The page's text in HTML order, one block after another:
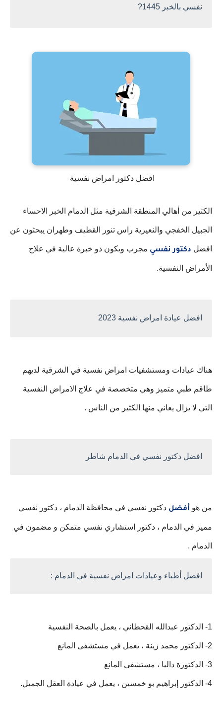
نفسي بالخبر 1445?
افضل دكتور امراض نفسية
الكثير من أهالي المنطقة الشرقية مثل الدمام الخبر الاحساء
الجبيل الخفجي والنعيرية راس تنور القطيف وطهران يبحثون عن
افضل دكتور نفسي مجرب ويكون ذو خبرة عالية في علاج
الأمراض النفسية.
افضل عيادة امراض نفسية 2023
هناك عيادات ومستشفيات امراض نفسية في الشرقية لديهم
طاقم طبي متميز وهي متخصصة في علاج الامراض النفسية
التي لا يزال يعاني منها الكثير من الناس .
افضل دكتور نفسي في الدمام شاطر
من هو أفضل دكتور نفسي في محافظة الدمام ، دكتور نفسي
مميز في الدمام ، دكتور استشاري نفسي متمكن و مضمون في
الدمام .
افضل أطباء وعيادات امراض نفسية في الدمام :
1- الدكتور عبدالله القحطاني ، يعمل بالصحة النفسية
2- الدكتور محمد زينة ، يعمل في مستشفى المانع
3- الدكتورة داليا ، مستشفى المانع
4- الدكتور إبراهيم بو خمسين ، يعمل في عيادة العقل الجميل.